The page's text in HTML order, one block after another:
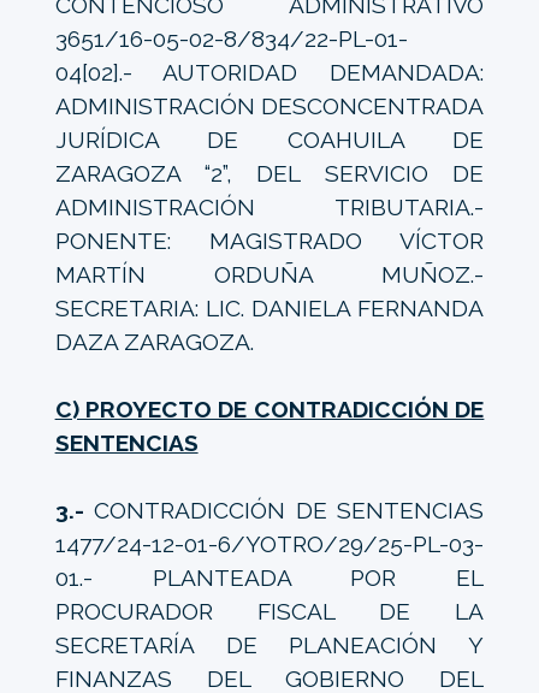
3651/16-05-02-8/834/22-PL-01-
04[02].- AUTORIDAD DEMANDADA:
ADMINISTRACIÓN DESCONCENTRADA
JURÍDICA DE COAHUILA DE
ZARAGOZA “2”, DEL SERVICIO DE
ADMINISTRACIÓN TRIBUTARIA.-
PONENTE: MAGISTRADO VÍCTOR
MARTÍN ORDUÑA MUÑOZ.-
SECRETARIA: LIC. DANIELA FERNANDA
DAZA ZARAGOZA.
C) PROYECTO DE CONTRADICCIÓN DE
SENTENCIAS
3.- CONTRADICCIÓN DE SENTENCIAS
1477/24-12-01-6/YOTRO/29/25-PL-03-
01.- PLANTEADA POR EL
PROCURADOR FISCAL DE LA
SECRETARÍA DE PLANEACIÓN Y
FINANZAS DEL GOBIERNO DEL